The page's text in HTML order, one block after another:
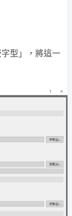
型」，將這一